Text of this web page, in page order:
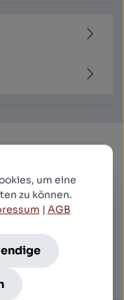
ray
um eine
zu können.
| AGB